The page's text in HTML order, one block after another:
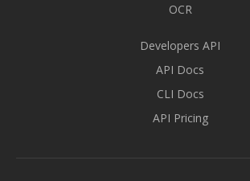
OCR
Developers API
API Docs
CLI Docs
API Pricing